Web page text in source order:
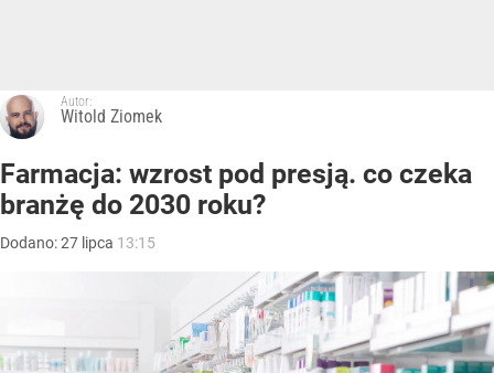
Autor:
Witold Ziomek
Farmacja: wzrost pod presją. co czeka
branżę do 2030 roku?
Dodano:27 lipca 13:15